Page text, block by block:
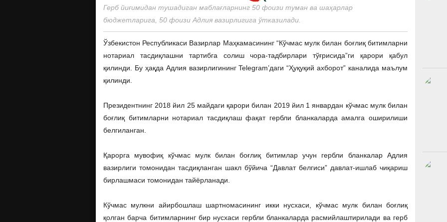
Герб йиғимидан тушадиган маблағларнинг 50 фоизи туман ва шаҳарлар
бюджетларига, 50 фоизи Адлия вазирлигига ўтказилади.
Ўзбекистон Республикаси Вазирлар Маҳкамасининг “Кўчмас мулк билан боғлиқ битимларни
нотариал тасдиқлашни тартибга солиш чора-тадбирлари тўғрисида”ги қарори қабул
қилинди. Бу ҳақда Адлия вазирлигининг Telegram’даги “Ҳуқуқий ахборот” каналида маълум
қилинди.
Президентнинг 2018 йил 25 майдаги қарори билан 2019 йил 1 январдан кўчмас мулк билан
боғлиқ битимларни нотариал тасдиқлаш фақат гербли бланкаларда амалга оширилиши
белгиланган.
Қарорга мувофиқ кўчмас мулк билан боғлиқ битимлар учун гербли бланкалар Адлия
вазирлиги томонидан тасдиқланган шакл бўйича “Давлат белгиси” давлат-ишлаб чиқариш
бирлашмаси томонидан тайёрланади.
Кўчмас мулкни айирбошлаш шартномасининг икки нусхаси, кўчмас мулк билан боғлиқ
қолган барча битимларнинг бир нусхаси гербли бланкаларда расмийлаштирилади ва герб